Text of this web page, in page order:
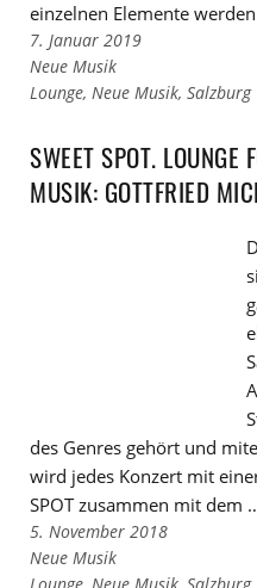
einzelnen Elemente
7. Januar 2019
Links
zu
Kategorien
Neue Musik
Links
den
Tags
Lounge, Neue Musik, Salzburg
SWEET SPOT. LOUNGE
MUSIK: GOTTFRIED
des Genres gehört und
wird jedes Konzert mit
SPOT zusammen mit dem
5. November 2018
Links
zu
Neue Musik
Links
Lounge Neue Musik Salzburg,